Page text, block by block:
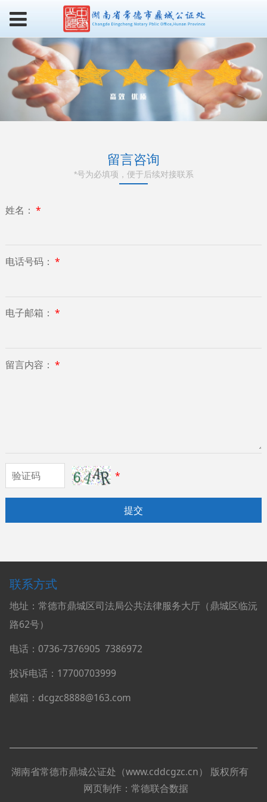
留言咨询
*号为必填项，便于后续对接联系
姓名： *
电话号码： *
电子邮箱： *
留言内容： *
*
提交
联系方式
地址：常德市鼎城区司法局公共法律服务大厅（鼎城区临沅
路62号）
电话：0736-7376905 7386972
投诉电话：17700703999
邮箱：dcgzc8888@163.com
湖南省常德市鼎城公证处（www.cddcgzc.cn） 版权所有
网页制作： 常德联合数据